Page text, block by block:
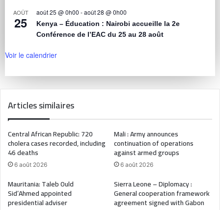
AOÛT
25
août 25 @ 0h00 -août 28 @ 0h00
Kenya – Éducation : Nairobi accueille la 2e
Conférence de l’EAC du 25 au 28 août
Voir le calendrier
Articles similaires
Central African Republic: 720
cholera cases recorded, including
46 deaths
6 août 2026
Mali : Army announces
continuation of operations
against armed groups
6 août 2026
Mauritania: Taleb Ould
Sid’Ahmed appointed
presidential adviser
Sierra Leone – Diplomacy :
General cooperation framework
agreement signed with Gabon